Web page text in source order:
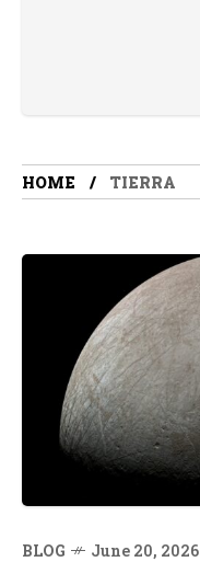
HOME TIERRA
BLOG June 20, 2026